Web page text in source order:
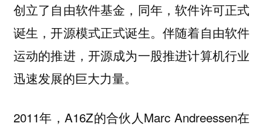
创立了自由软件基金，同年，软件许可正式
诞生，开源模式正式诞生。伴随着自由软件
运动的推进，开源成为一股推进计算机行业
迅速发展的巨大力量。
2011年，A16Z的合伙人Marc Andreessen在